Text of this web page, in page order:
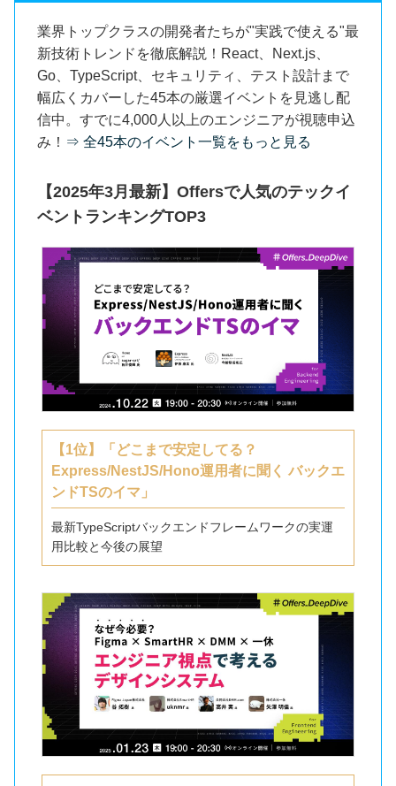
業界トップクラスの開発者たちが"実践で使える"最
新技術トレンドを徹底解説！React、Next.js、
Go、TypeScript、セキュリティ、テスト設計まで
幅広くカバーした45本の厳選イベントを見逃し配
信中。すでに4,000人以上のエンジニアが視聴申込
み！ ⇒ 全45本のイベント一覧をもっと見る
【2025年3月最新】Offersで人気のテックイ
ベントランキングTOP3
【1位】「どこまで安定してる？
Express/NestJS/Hono運用者に聞く バックエ
ンドTSのイマ」
最新TypeScriptバックエンドフレームワークの実運
用比較と今後の展望